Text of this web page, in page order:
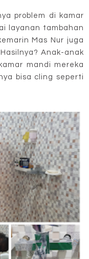
problem di kamar
layanan tambahan
Mas Nur juga
Anak-anak
mandi mereka
bisa cling seperti